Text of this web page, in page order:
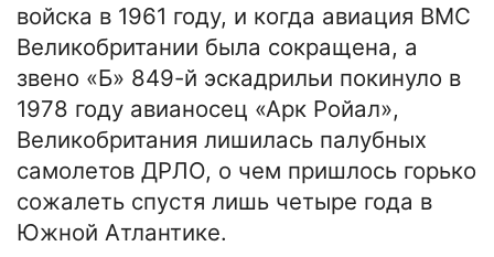
войска в 1961 году, и когда авиация ВМС
Великобритании была сокращена, а
звено «Б» 849-й эскадрильи покинуло в
1978 году авианосец «Арк Ройал»,
Великобритания лишилась палубных
самолетов ДРЛО, о чем пришлось горько
сожалеть спустя лишь четыре года в
Южной Атлантике.